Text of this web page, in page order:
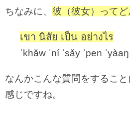
ちなみに、 彼（彼女）ってど
เขา นิสัย เป็น อย่างไร
ˈkhǎw ˈní ˈsǎy ˈpen
なんかこんな質問をするこ
感じですね。